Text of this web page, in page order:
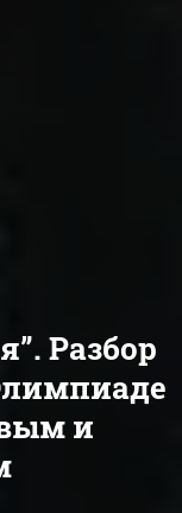
Разбор
и